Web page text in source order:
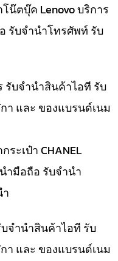
น๊ตบุ๊ค Lenovo บริการ
รับจำนำโทรศัพท์ รับ
รับจำนำสินค้าไอที รับ
า และ ของแบรนด์เนม
ะเป๋า CHANEL
ำมือถือ รับจำนำ
จำนำสินค้าไอที รับ
า และ ของแบรนด์เนม